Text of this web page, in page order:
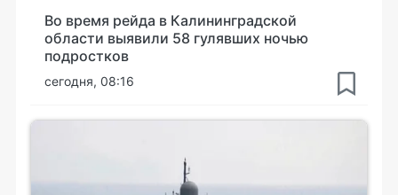
Во время рейда в Калининградской
области выявили 58 гулявших ночью
подростков
сегодня, 08:16